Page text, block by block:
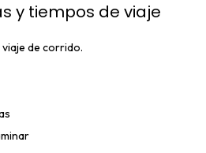
y tiempos de viaje
de corrido.